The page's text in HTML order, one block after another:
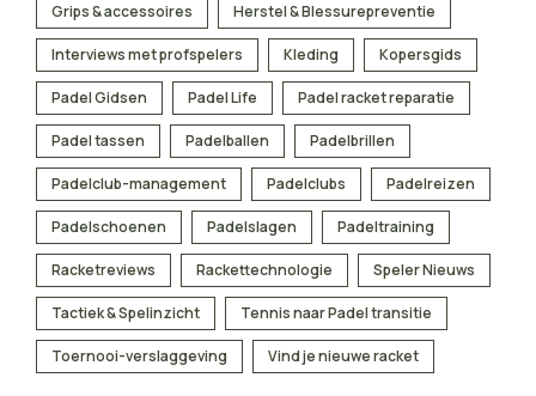
Grips & accessoires Herstel & Blessurepreventie
Interviews met profspelers Kleding Kopersgids
Padel Gidsen Padel Life Padel racket reparatie
Padel tassen Padelballen Padelbrillen
Padelclub-management Padelclubs Padelreizen
Padelschoenen Padelslagen Padeltraining
Racketreviews Rackettechnologie Speler Nieuws
Tactiek & Spelinzicht Tennis naar Padel transitie
Toernooi-verslaggeving Vind je nieuwe racket